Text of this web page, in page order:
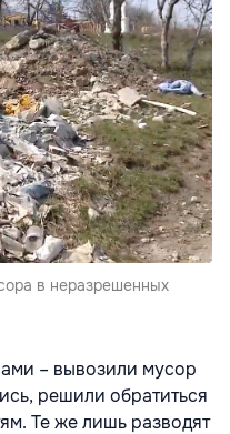
в неразрешенных
– вывозили мусор
решили обратиться
Те же лишь разводят